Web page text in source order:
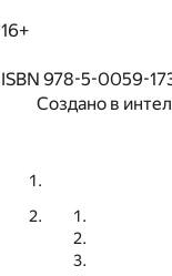
16+
ISBN 978-5-0059-
Создано в